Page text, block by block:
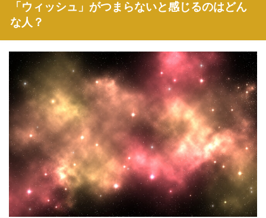
「ウィッシュ」がつまらないと感じるのはどん
な人？